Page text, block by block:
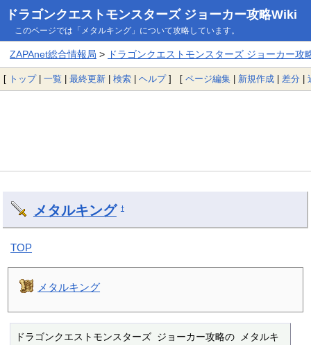
ドラゴンクエストモンスターズ ジョーカー攻略Wiki
このページでは「メタルキング」について攻略しています。
ZAPAnet総合情報局 > ドラゴンクエストモンスターズ ジョーカー攻
[ トップ| 一覧 | 最終更新 | 検索 | ヘルプ] [ ページ編集 | 新規作成 | 差分 |
メタルキング †
TOP
メタルキング
ドラゴンクエストモンスターズ ジョーカー攻略の メタルキ